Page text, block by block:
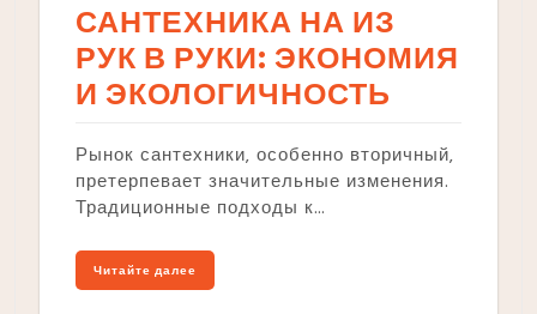
САНТЕХНИКА НА ИЗ
РУК В РУКИ: ЭКОНОМИЯ
И ЭКОЛОГИЧНОСТЬ
Рынок сантехники‚ особенно вторичный‚
претерпевает значительные изменения.
Традиционные подходы к…
Читайте далее